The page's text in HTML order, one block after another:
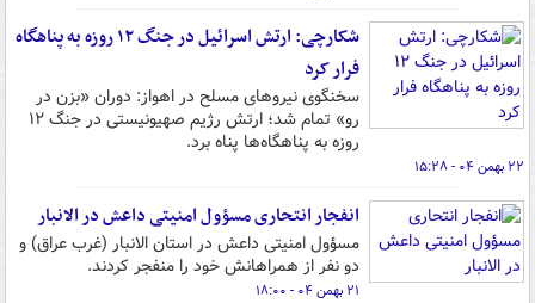
شکارچی: ارتش اسرائیل در جنگ ۱۲ روزه به پناهگاه
فرار کرد
سخنگوی نیروهای مسلح در اهواز: دوران «بزن در
رو» تمام شد؛ ارتش رژیم صهیونیستی در جنگ ۱۲
روزه به پناهگاه‌ها پناه برد.
۲۲ بهمن ۰۴ - ۱۵:۲۸
انفجار انتحاری مسؤول امنیتی داعش در الانبار
مسؤول امنیتی داعش در استان الانبار (غرب عراق) و
دو نفر از همراهانش خود را منفجر کردند.
۲۱ بهمن ۰۴ - ۱۸:۰۰